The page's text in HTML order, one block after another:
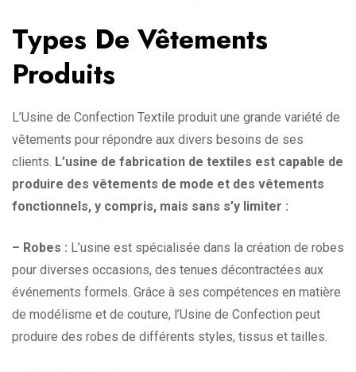
Types De Vêtements
Produits
L’Usine de Confection Textile produit une grande variété de
vêtements pour répondre aux divers besoins de ses
clients. L’usine de fabrication de textiles est capable de
produire des vêtements de mode et des vêtements
fonctionnels, y compris, mais sans s’y limiter :
– Robes : L’usine est spécialisée dans la création de robes
pour diverses occasions, des tenues décontractées aux
événements formels. Grâce à ses compétences en matière
de modélisme et de couture, l’Usine de Confection peut
produire des robes de différents styles, tissus et tailles.